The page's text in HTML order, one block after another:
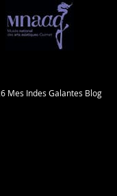
Mes Indes Galantes Blog